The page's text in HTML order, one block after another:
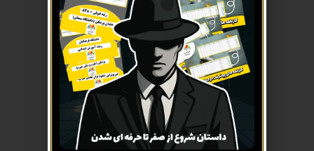
ارتباط از طریق واتس آپ
ارتباط از طریق تماس